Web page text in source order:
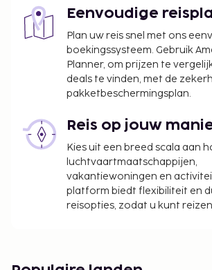
en Welzijn vereist dat alle
bezoekers hun
nationaliteit opgeven wanneer
accommodatie (pension, hotel,
aanmelden. Daarnaast dient de
dergelijke accommodaties het
kopie in hun administratie te
Eenvoudige
Plan uw reis snel met ons
boekingssysteem. Gebruik
Planner, om prijzen te
deals te vinden, met de
pakketbeschermingsplan.
Reis op jouw
Kies uit een breed scala aan
luchtvaartmaatschappijen,
vakantiewoningen en
platform biedt flexibiliteit en
reisopties, zodat u kunt